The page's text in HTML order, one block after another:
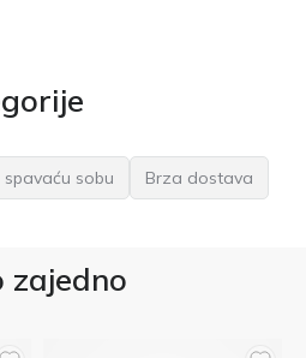
sobu Brza dostava
zajedno